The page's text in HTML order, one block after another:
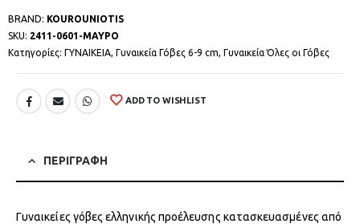
BRAND: KOUROUNIOTIS
SKU: 2411-0601-ΜΑΥΡΟ
Κατηγορίες: ΓΥΝΑΙΚΕΙΑ, Γυναικεία Γόβες 6-9 cm, Γυναικεία Όλες οι Γόβες
ADD TO WISHLIST
ΠΕΡΙΓΡΑΦΗ
Γυναικείες γόβες ελληνικής προέλευσης κατασκευασμένες από